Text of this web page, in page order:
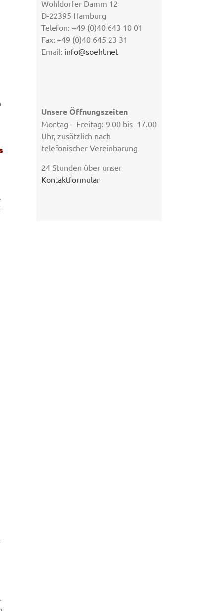
Wohldorfer Damm 12
D-22395 Hamburg
Telefon: +49 (0)40 643 10 01
Fax: +49 (0)40 645 23 31
Email: info@soehl.net
Unsere Öffnungszeiten
Montag – Freitag: 9.00 bis 17.00
Uhr, zusätzlich nach
telefonischer Vereinbarung
24 Stunden über unser
Kontaktformular